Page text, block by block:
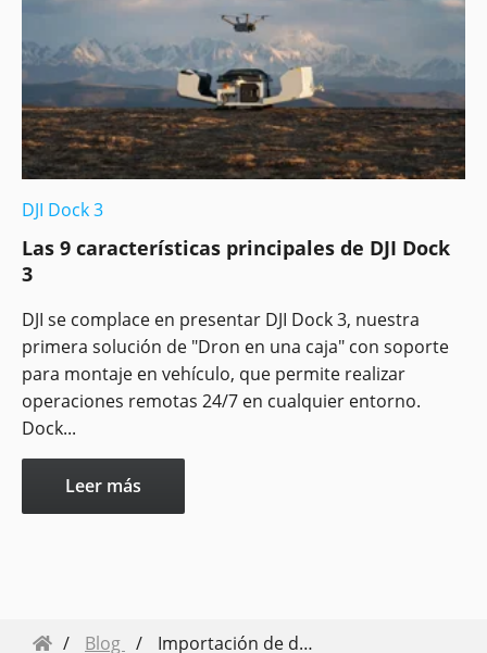
DJI Dock 3
Las 9 características principales de DJI Dock
3
DJI se complace en presentar DJI Dock 3, nuestra
primera solución de "Dron en una caja" con soporte
para montaje en vehículo, que permite realizar
operaciones remotas 24/7 en cualquier entorno.
Dock...
Leer más
Blog Importación de datos de un dron DJI en Trimble Business Center